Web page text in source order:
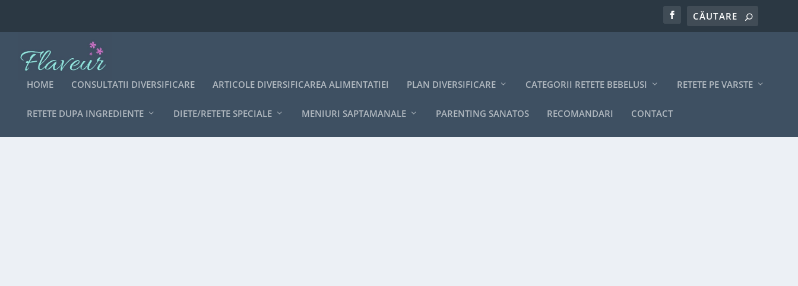
HOME CONSULTATII DIVERSIFICARE ARTICOLE DIVERSIFICAREA ALIMENTATIEI PLAN DIVERSIFICARE CATEGORII RETETE BEBELUSI RETETE PE VARSTE
RETETE DUPA INGREDIENTE DIETE/RETETE SPECIALE MENIURI SAPTAMANALE PARENTING SANATOS RECOMANDARI CONTACT